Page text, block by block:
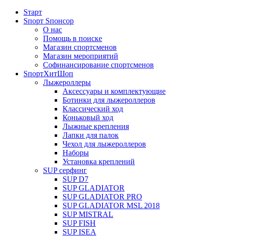
Sтарт
Sпорт Sпонсор
О нас
Помощь в поиске
Магазин спортсменов
Магазин мероприятий
Софинансирование спортсменов
SпортХитШоп
Лыжероллеры
Аксессуары и комплектующие
Ботинки для лыжероллеров
Классический ход
Коньковый ход
Лыжные крепления
Лапки для палок
Чехол для лыжероллеров
Наборы
Установка креплений
SUP серфинг
SUP D7
SUP GLADIATOR
SUP GLADIATOR PRO
SUP GLADIATOR MSL 2018
SUP MISTRAL
SUP FISH
SUP ISEA